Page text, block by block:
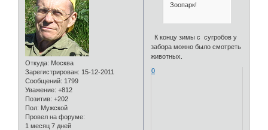
Откуда: Москва
Зарегистрирован: 15-12-2011
Сообщений: 1799
Уважение: +812
Позитив: +202
Пол: Мужской
Провел на форуме:
1 месяц 7 дней
Зоопарк!
К концу зимы с сугробов у
забора можно было смотреть
животных.
0